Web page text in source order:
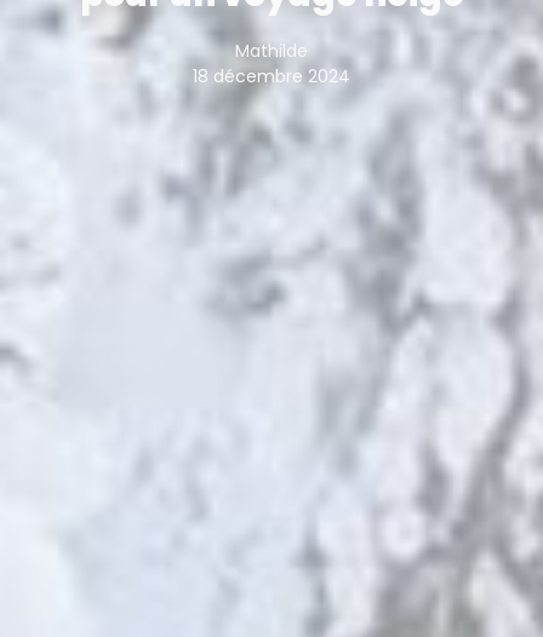
Mathilde
18 décembre 2024